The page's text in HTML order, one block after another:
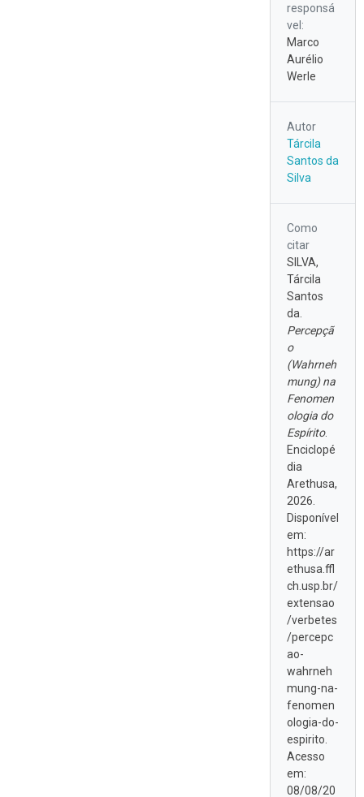
responsá
vel:
Marco
Aurélio
Werle
Autor
Tárcila
Santos da
Silva
Como
citar
SILVA,
Tárcila
Santos
da.
Percepçã
o
(Wahrneh
mung) na
Fenomen
ologia do
Espírito.
Enciclopé
dia
Arethusa,
2026.
Disponível
em:
https://ar
ethusa.ffl
ch.usp.br/
extensao
/verbetes
/percepc
ao-
wahrneh
mung-na-
fenomen
ologia-do-
espirito.
Acesso
em:
08/08/20